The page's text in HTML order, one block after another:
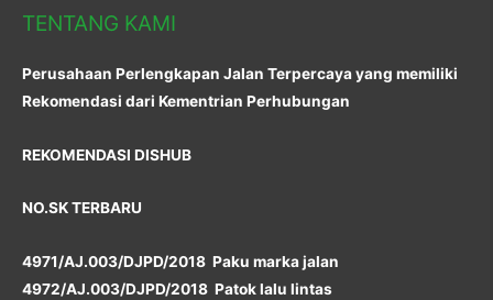
TENTANG KAMI
Perusahaan Perlengkapan Jalan Terpercaya yang memiliki
Rekomendasi dari Kementrian Perhubungan
REKOMENDASI DISHUB
NO.SK TERBARU
4971/AJ.003/DJPD/2018 Paku marka jalan
4972/AJ.003/DJPD/2018 Patok lalu lintas